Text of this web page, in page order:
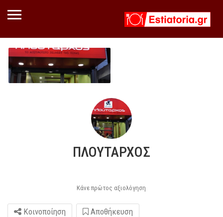
ΠΛΟΥΤΑΡΧΟΣ
Κάνε πρώτος αξιολόγηση
Κοινοποίηση
Αποθήκευση